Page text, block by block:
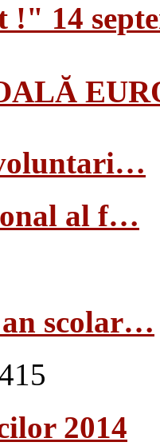
14
al f…
an scolar…
2014